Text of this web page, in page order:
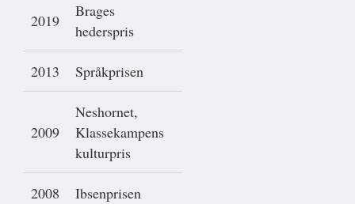
2019
Brages
hederspris
2013 Språkprisen
2009
Neshornet,
Klassekampens
kulturpris
2008 Ibsenprisen